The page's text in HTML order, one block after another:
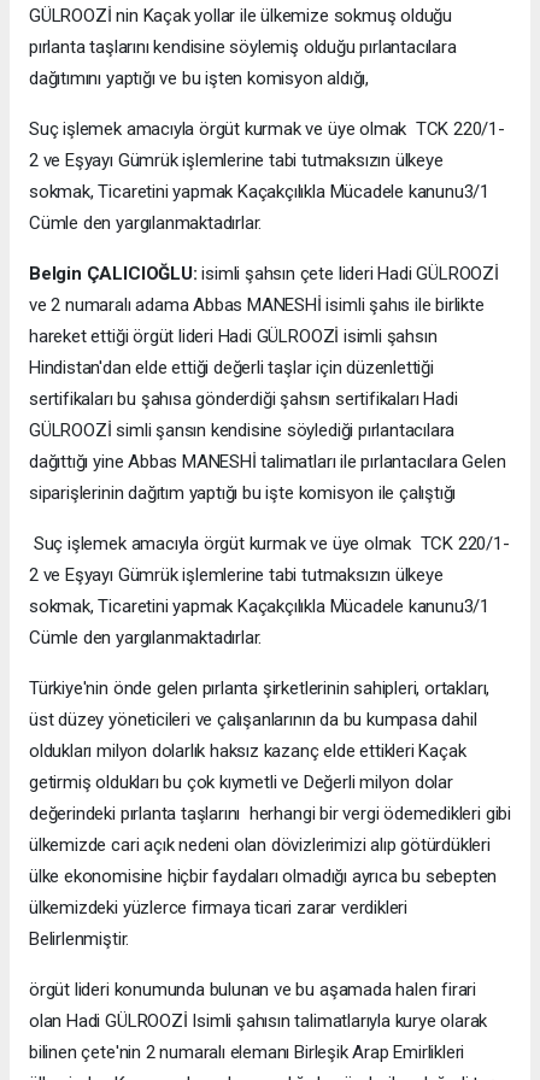
GÜLROOZİ nin Kaçak yollar ile ülkemize sokmuş olduğu
pırlanta taşlarını kendisine söylemiş olduğu pırlantacılara
dağıtımını yaptığı ve bu işten komisyon aldığı,
Suç işlemek amacıyla örgüt kurmak ve üye olmak TCK 220/1-
2 ve Eşyayı Gümrük işlemlerine tabi tutmaksızın ülkeye
sokmak, Ticaretini yapmak Kaçakçılıkla Mücadele kanunu3/1
Cümle den yargılanmaktadırlar.
Belgin ÇALICIOĞLU: isimli şahsın çete lideri Hadi GÜLROOZİ
ve 2 numaralı adama Abbas MANESHİ isimli şahıs ile birlikte
hareket ettiği örgüt lideri Hadi GÜLROOZİ isimli şahsın
Hindistan'dan elde ettiği değerli taşlar için düzenlettiği
sertifikaları bu şahısa gönderdiği şahsın sertifikaları Hadi
GÜLROOZİ simli şansın kendisine söylediği pırlantacılara
dağıttığı yine Abbas MANESHİ talimatları ile pırlantacılara Gelen
siparişlerinin dağıtım yaptığı bu işte komisyon ile çalıştığı
Suç işlemek amacıyla örgüt kurmak ve üye olmak TCK 220/1-
2 ve Eşyayı Gümrük işlemlerine tabi tutmaksızın ülkeye
sokmak, Ticaretini yapmak Kaçakçılıkla Mücadele kanunu3/1
Cümle den yargılanmaktadırlar.
Türkiye'nin önde gelen pırlanta şirketlerinin sahipleri, ortakları,
üst düzey yöneticileri ve çalışanlarının da bu kumpasa dahil
oldukları milyon dolarlık haksız kazanç elde ettikleri Kaçak
getirmiş oldukları bu çok kıymetli ve Değerli milyon dolar
değerindeki pırlanta taşlarını herhangi bir vergi ödemedikleri gibi
ülkemizde cari açık nedeni olan dövizlerimizi alıp götürdükleri
ülke ekonomisine hiçbir faydaları olmadığı ayrıca bu sebepten
ülkemizdeki yüzlerce firmaya ticari zarar verdikleri
Belirlenmiştir.
örgüt lideri konumunda bulunan ve bu aşamada halen firari
olan Hadi GÜLROOZİ Isimli şahısın talimatlarıyla kurye olarak
bilinen çete'nin 2 numaralı elemanı Birleşik Arap Emirlikleri